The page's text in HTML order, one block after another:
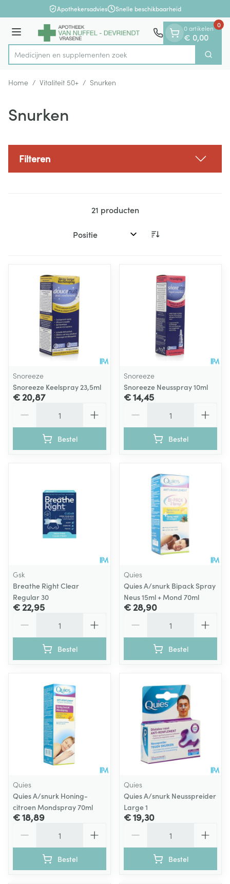
Ga naar de inhoudApothekersadvies Snelle beschikbaarheid
Menu
Product, merk, categorie...
Medicijnen en Zoek
0 artikelen
€ 0,00
0
Home / Vitaliteit 50+ / Snurken
Snurken
Filteren
21 producten
Sorteer op:
Snoreeze
Snoreeze Keelspray 23,5ml
€ 20,87
Bestel
Snoreeze
Snoreeze Neusspray 10ml
€ 14,45
Bestel
Gsk
Breathe Right Clear
Regular 30
€ 22,95
Bestel
Quies
Quies A/snurk Bipack Spray
Neus 15ml + Mond 70ml
€ 28,90
Bestel
Quies
Quies A/snurk Honing-
citroen Mondspray 70ml
€ 18,89
Bestel
Quies
Quies A/snurk Neusspreider
Large 1
€ 19,30
Bestel